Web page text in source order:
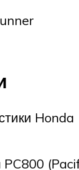
Honda
PC800